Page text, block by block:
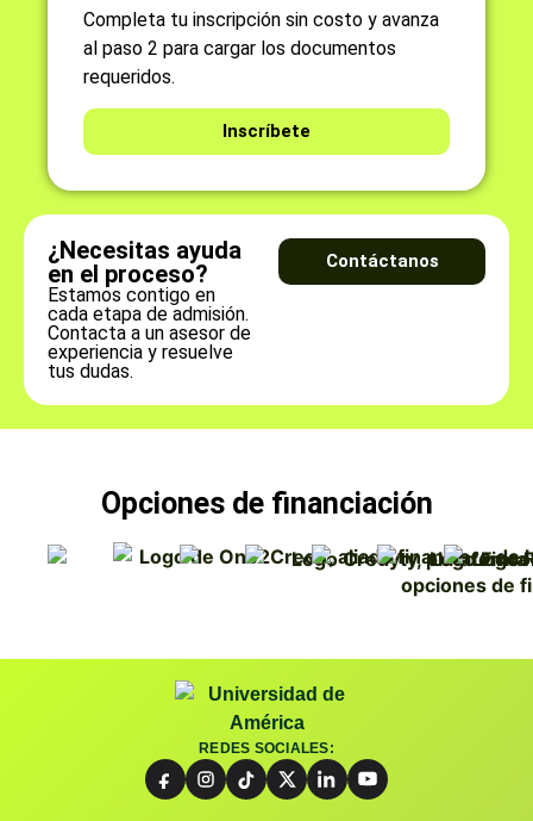
Completa tu inscripción sin costo y avanza
al paso 2 para cargar los documentos
requeridos.
Inscríbete
¿Necesitas ayuda
en el proceso?
Estamos contigo en
cada etapa de admisión.
Contacta a un asesor de
experiencia y resuelve
tus dudas.
Contáctanos
Opciones de financiación
REDES SOCIALES: